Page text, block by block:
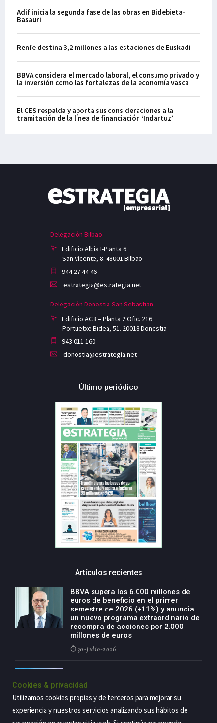
Adif inicia la segunda fase de las obras en Bidebieta-
Basauri
Renfe destina 3,2 millones a las estaciones de Euskadi
BBVA considera el mercado laboral, el consumo privado y
la inversión como las fortalezas de la economía vasca
El CES respalda y aporta sus consideraciones a la
tramitación de la línea de financiación ‘Indartuz’
Delegación Bilbao
Edificio Albia I-Planta 6
San Vicente, 8. 48001 Bilbao
944 27 44 46
estrategia@estrategia.net
Delegación Donostia-San Sebastian
Edificio ACB – Planta 2 Ofic. 216
Portuetxe Bidea, 51. 20018 Donostia
943 011 160
donostia@estrategia.net
Último periódico
Artículos recientes
BBVA supera los 6.000 millones de
euros de beneficio en el primer
semestre de 2026 (+11%) y anuncia
un nuevo programa extraordinario de
recompra de acciones por 2.000
millones de euros
30-Julio-2026
negocio agro con un modelo global
de especialización presente en siete
países
29-Julio-2026
Cookies & privacidad
Utilizamos cookies propias y de terceros para mejorar su
experiencia y nuestros servicios analizando sus hábitos de